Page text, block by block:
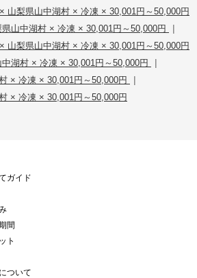
山梨県山中湖村 × 冷凍 × 30,001円～50,000円
山中湖村 × 冷凍 × 30,001円～50,000円 |
山梨県山中湖村 × 冷凍 × 30,001円～50,000円
湖村 × 冷凍 × 30,001円～50,000円 |
× 冷凍 × 30,001円～50,000円 |
× 冷凍 × 30,001円～50,000円
ガイド
間
ト
ついて